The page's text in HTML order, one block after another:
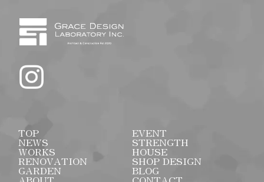
トップページ イベント情報
お知らせ・最新情報 選ばれる理由・
施工事例・施工実績 新築戸建・注文住宅
戸建・マンションリノベーションにつ
店舗デザイ
外構・エクステリアについてブログ・家づくりコラ
会社概要・アクセス お問い合わせ・